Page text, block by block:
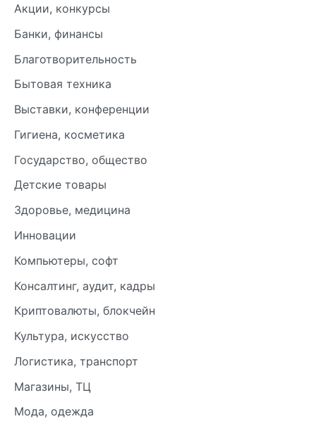
Акции, конкурсы
Банки, финансы
Благотворительность
Бытовая техника
Выставки, конференции
Гигиена, косметика
Государство, общество
Детские товары
Здоровье, медицина
Инновации
Компьютеры, софт
Консалтинг, аудит, кадры
Криптовалюты, блокчейн
Культура, искусство
Логистика, транспорт
Магазины, ТЦ
Мода, одежда